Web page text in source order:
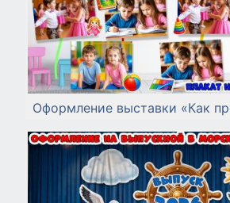
Оформление выставки «Как